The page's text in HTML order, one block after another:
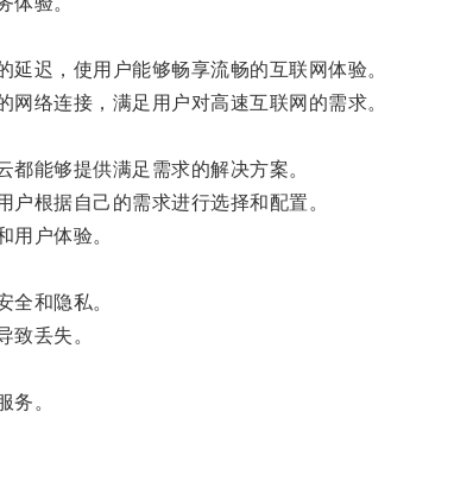
迟，使用户能够畅享流畅的互联网体验。
络连接，满足用户对高速互联网的需求。
能够提供满足需求的解决方案。
根据自己的需求进行选择和配置。
户体验。
和隐私。
丢失。
。